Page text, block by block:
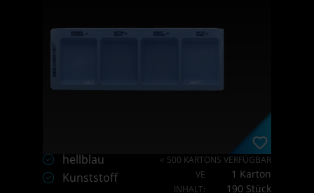
hellblau
Kunststoff
< 500 KARTONS VERFÜGBAR
VE
1 Karton
INHALT: 190 Stück